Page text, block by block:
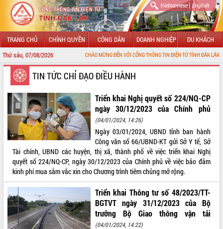
Vietnamese| English
TRANG CHỦ CHÍNH QUYỀN CÔNG DÂN DOANH NGHIỆP DU KHÁCH
Thứ sáu, 07/08/2026CHÀO MỪNG ĐẾN VỚI CỔNG THÔNG TIN ĐIỆN TỬ TỈNH ĐẮK LẮK
GIỚI THIỆU
LÃNH ĐẠO UBND TỈNH
TIN TỨC SỰ KIỆN
SỞ, BAN, NGÀNH
UBND CÁC XÃ, PHƯỜNG
THÔNG TIN CHỈ ĐẠO ĐIỀU HÀNH
HỆ THỐNG VĂN BẢN
VĂN BẢN HĐND TỈNH
TIN TỨC CHỈ ĐẠO ĐIỀU HÀNH
Triển khai Nghị quyết số 224/NQ-CP
ngày 30/12/2023 của Chính phủ
(04/01/2024, 14:26)
Ngày 03/01/2024, UBND tỉnh ban hành
Công văn số 66/UBND-KT gửi Sở Y tế, Sở
Tài chính, UBND các huyện, thị xã, thành phố về việc triển khai Nghị
quyết số 224/NQ-CP, ngày 30/12/2023 của Chính phủ về việc bảo đảm
kinh phí mua sắm vắc xin cho Chương trình tiêm chủng mở rộng.
Triển khai Thông tư số 48/2023/TT-
BGTVT ngày 31/12/2023 của Bộ
trưởng Bộ Giao thông vận tải
(04/01/2024, 14:22)